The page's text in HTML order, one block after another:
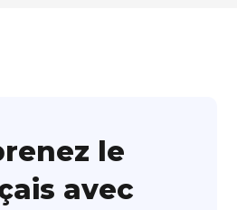
le
avec